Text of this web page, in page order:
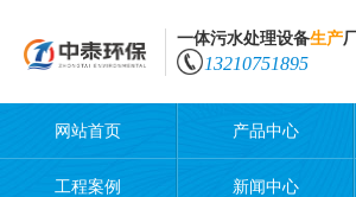
一体污水处理设备生产
13210751895
网站首页 产品中心
工程案例 新闻中心